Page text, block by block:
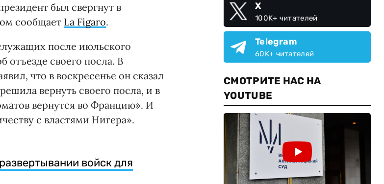
был свергнут в
сообщает La Figaro.
после июльского
отъезде своего посла. В
что в воскресенье он сказал
вернуть своего посла, и в
вернутся во Францию». И
с властями Нигера».
войск для
X
100K+ читателей
Telegram
60K+ читателей
СМОТРИТЕ НАС НА
YOUTUBE